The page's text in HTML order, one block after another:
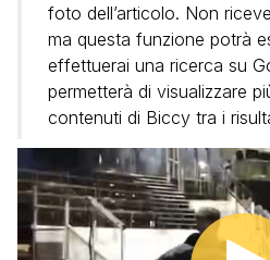
foto dell’articolo. Non
ma questa funzione potrà
effettuerai una ricerca su
permetterà di visualizzare
contenuti di Biccy tra i